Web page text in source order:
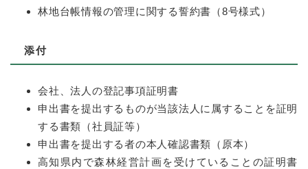
林地台帳情報の管理に関する誓約書（8号様式）
添付
会社、法人の登記事項証明書
申出書を提出するものが当該法人に属することを証明
する書類（社員証等）
申出書を提出する者の本人確認書類（原本）
高知県内で森林経営計画を受けていることの証明書